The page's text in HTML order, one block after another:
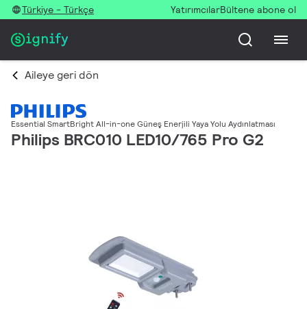
Türkiye - Türkçe YatırımcılarBültene abone ol
Aileye geri dön
Essential SmartBright All-in-one Güneş Enerjili Yaya Yolu Aydınlatması
Philips BRC010 LED10/765 Pro G2